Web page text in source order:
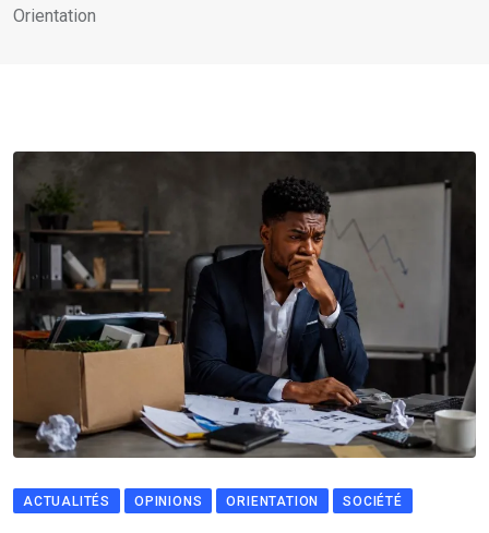
Orientation
ACTUALITÉS OPINIONS ORIENTATION SOCIÉTÉ